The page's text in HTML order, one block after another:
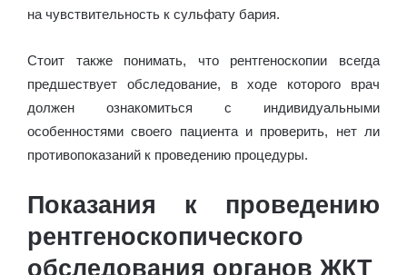
на чувствительность к сульфату бария.
Стоит также понимать, что рентгеноскопии всегда
предшествует обследование, в ходе которого врач
должен ознакомиться с индивидуальными
особенностями своего пациента и проверить, нет ли
противопоказаний к проведению процедуры.
Показания к проведению
рентгеноскопического
обследования органов ЖКТ